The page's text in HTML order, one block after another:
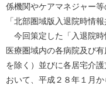
係機関やケアマネジャー
「北部圏域版入退院時情
今回策定した「入退院時
医療圏域内の各病院及び
を除く）並びに各居宅介
おいて、平成２８年１月か